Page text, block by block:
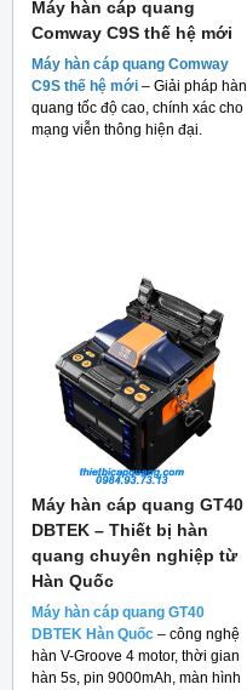
Máy hàn cáp quang
Comway C9S thế hệ mới
Máy hàn cáp quang Comway
C9S thế hệ mới – Giải pháp hàn
quang tốc độ cao, chính xác cho
mạng viễn thông hiện đại.
Máy hàn cáp quang GT40
DBTEK – Thiết bị hàn
quang chuyên nghiệp từ
Hàn Quốc
Máy hàn cáp quang GT40
DBTEK Hàn Quốc – công nghệ
hàn V-Groove 4 motor, thời gian
hàn 5s, pin 9000mAh, màn hình